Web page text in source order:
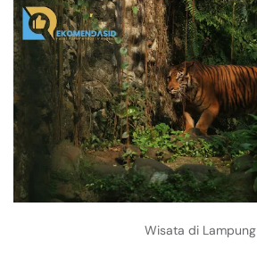
Wisata di Lampung